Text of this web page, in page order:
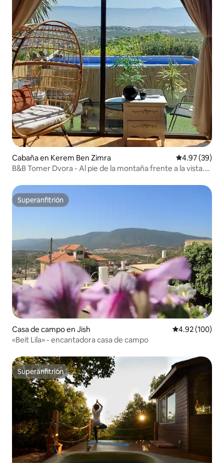
Cabaña en Kerem Ben Zimra Calificación
4.97 (39)
B&B Tomer Dvora - Al pie de la montaña frente a la vista.
Superanfitrión
Superanfitrión
Casa de campo en Jish Calificación
4.92 (100)
«Beit Lila» - encantadora casa de campo
Superanfitrión
Superanfitrión